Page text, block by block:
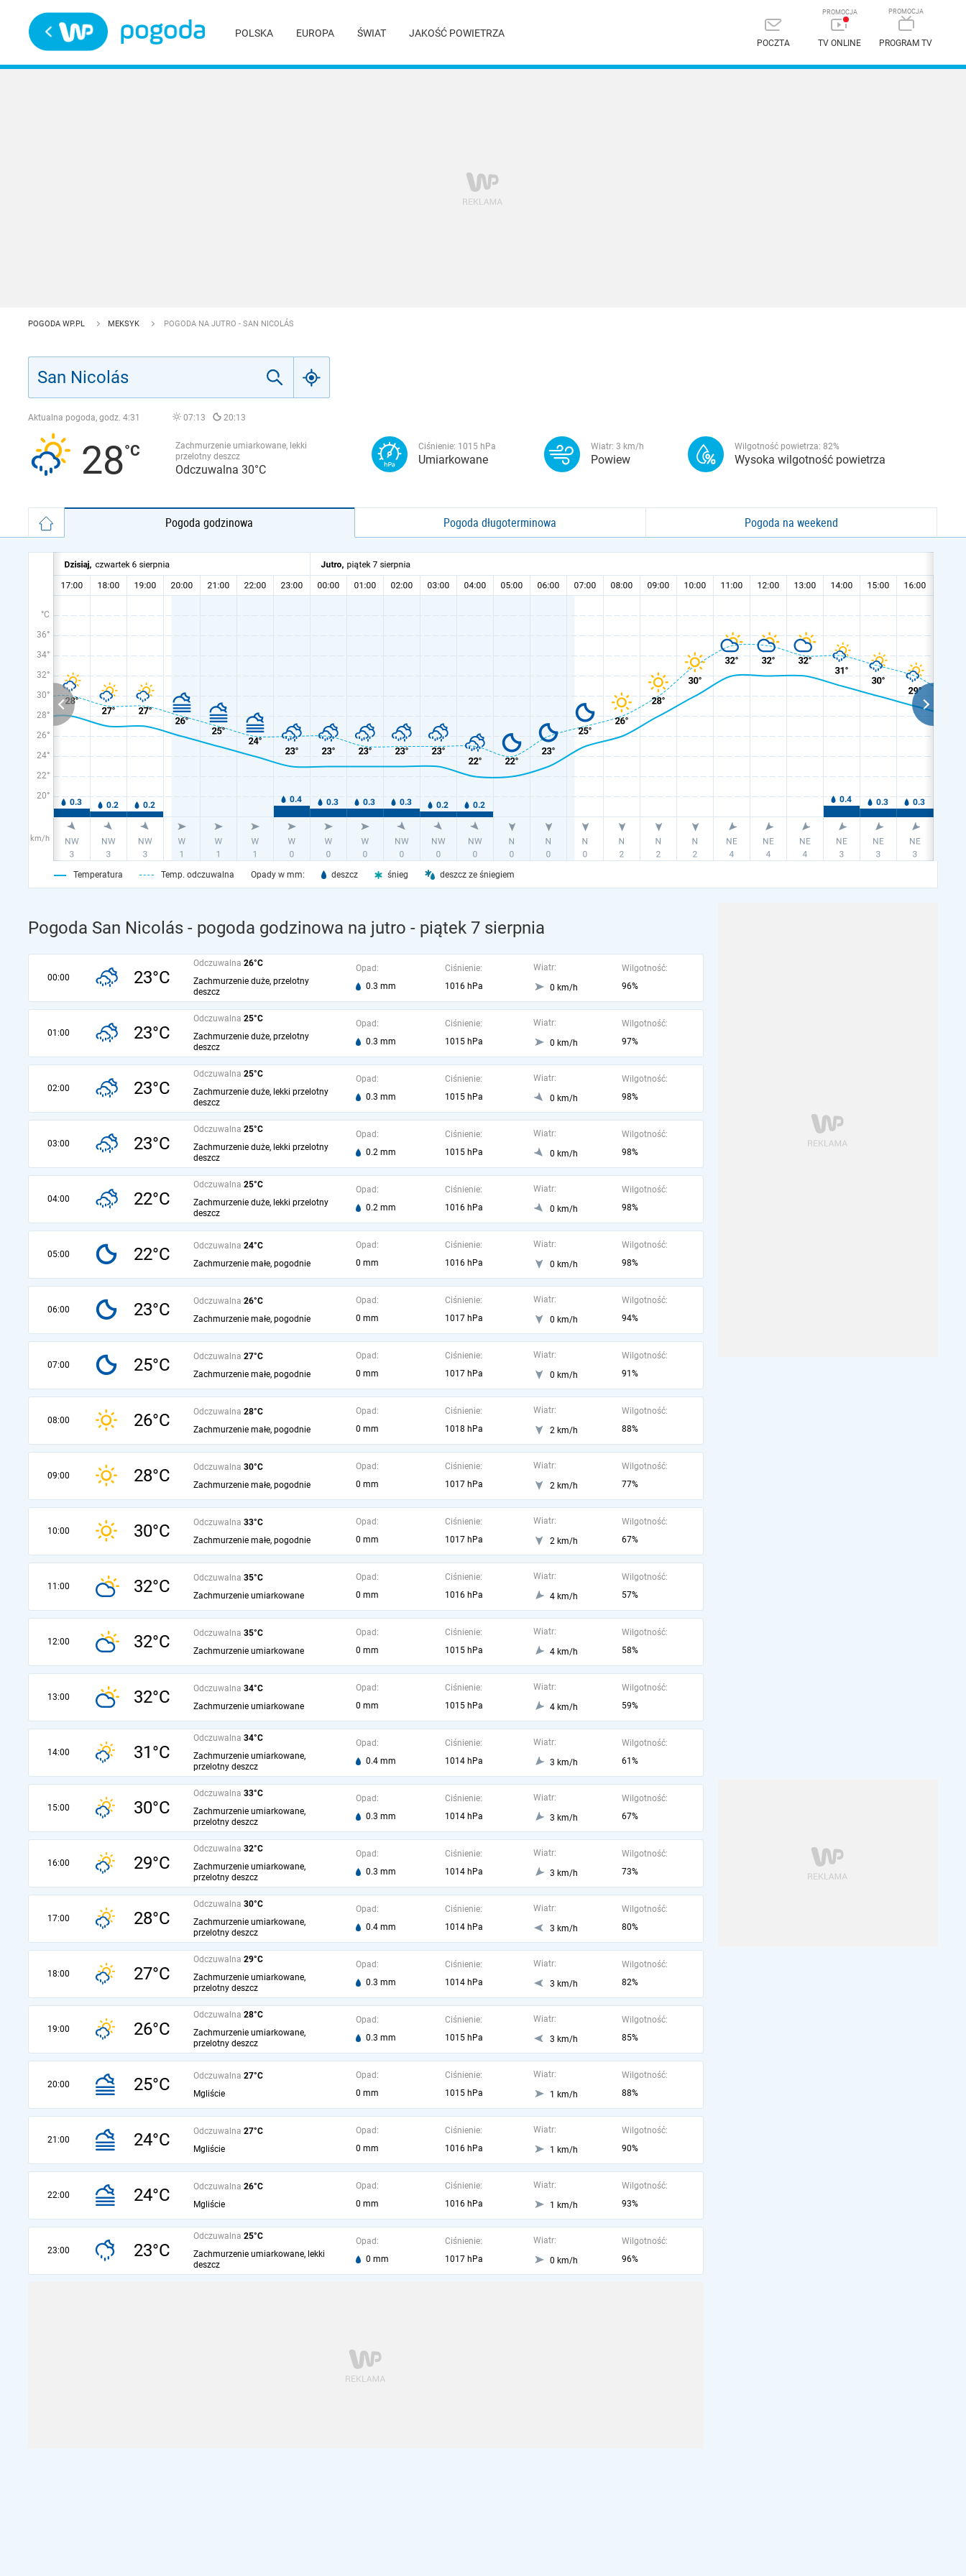
POLSKA EUROPA ŚWIAT JAKOŚĆ POWIETRZA
POCZTA TV ONLINE PROGRAM TV
POGODA WP.PL MEKSYK POGODA NA JUTRO - SAN NICOLÁS
Aktualna pogoda, godz. 4:31 07:13 20:13
28
Zachmurzenie umiarkowane, lekki
przelotny deszcz
Odczuwalna 30°C
Ciśnienie: 1015 hPa
Umiarkowane
Wiatr: 3 km/h
Powiew
Wilgotność powietrza: 82%
Wysoka wilgotność powietrza
Pogoda godzinowa Pogoda długoterminowa Pogoda na weekend
°C
36°
34°
32°
30°
28°
26°
24°
22°
20°
km/h
Temperatura Temp. odczuwalna Opady w mm: deszcz śnieg deszcz ze śniegiem
Pogoda San Nicolás - pogoda godzinowa na jutro - piątek 7 sierpnia
00:00 23°C
Odczuwalna 26°C
Zachmurzenie duże, przelotny
deszcz
Opad:
0.3 mm
Ciśnienie:
1016 hPa
Wiatr:
0 km/h
Wilgotność:
96%
01:00 23°C
Odczuwalna 25°C
Zachmurzenie duże, przelotny
deszcz
Opad:
0.3 mm
Ciśnienie:
1015 hPa
Wiatr:
0 km/h
Wilgotność:
97%
02:00 23°C
Odczuwalna 25°C
Zachmurzenie duże, lekki przelotny
deszcz
Opad:
0.3 mm
Ciśnienie:
1015 hPa
Wiatr:
0 km/h
Wilgotność:
98%
03:00 23°C
Odczuwalna 25°C
Zachmurzenie duże, lekki przelotny
deszcz
Opad:
0.2 mm
Ciśnienie:
1015 hPa
Wiatr:
0 km/h
Wilgotność:
98%
04:00 22°C
Odczuwalna 25°C
Zachmurzenie duże, lekki przelotny
deszcz
Opad:
0.2 mm
Ciśnienie:
1016 hPa
Wiatr:
0 km/h
Wilgotność:
98%
05:00 22°C Odczuwalna 24°C
Zachmurzenie małe, pogodnie
Opad:
0 mm
Ciśnienie:
1016 hPa
Wiatr:
0 km/h
Wilgotność:
98%
06:00 23°C Odczuwalna 26°C
Zachmurzenie małe, pogodnie
Opad:
0 mm
Ciśnienie:
1017 hPa
Wiatr:
0 km/h
Wilgotność:
94%
07:00 25°C Odczuwalna 27°C
Zachmurzenie małe, pogodnie
Opad:
0 mm
Ciśnienie:
1017 hPa
Wiatr:
0 km/h
Wilgotność:
91%
08:00 26°C Odczuwalna 28°C
Zachmurzenie małe, pogodnie
Opad:
0 mm
Ciśnienie:
1018 hPa
Wiatr:
2 km/h
Wilgotność:
88%
09:00 28°C Odczuwalna 30°C
Zachmurzenie małe, pogodnie
Opad:
0 mm
Ciśnienie:
1017 hPa
Wiatr:
2 km/h
Wilgotność:
77%
10:00 30°C Odczuwalna 33°C
Zachmurzenie małe, pogodnie
Opad:
0 mm
Ciśnienie:
1017 hPa
Wiatr:
2 km/h
Wilgotność:
67%
11:00 32°C Odczuwalna 35°C
Zachmurzenie umiarkowane
Opad:
0 mm
Ciśnienie:
1016 hPa
Wiatr:
4 km/h
Wilgotność:
57%
12:00 32°C Odczuwalna 35°C
Zachmurzenie umiarkowane
Opad:
0 mm
Ciśnienie:
1015 hPa
Wiatr:
4 km/h
Wilgotność:
58%
13:00 32°C Odczuwalna 34°C
Zachmurzenie umiarkowane
Opad:
0 mm
Ciśnienie:
1015 hPa
Wiatr:
4 km/h
Wilgotność:
59%
14:00 31°C
Odczuwalna 34°C
Zachmurzenie umiarkowane,
przelotny deszcz
Opad:
0.4 mm
Ciśnienie:
1014 hPa
Wiatr:
3 km/h
Wilgotność:
61%
15:00 30°C
Odczuwalna 33°C
Zachmurzenie umiarkowane,
przelotny deszcz
Opad:
0.3 mm
Ciśnienie:
1014 hPa
Wiatr:
3 km/h
Wilgotność:
67%
16:00 29°C
Odczuwalna 32°C
Zachmurzenie umiarkowane,
przelotny deszcz
Opad:
0.3 mm
Ciśnienie:
1014 hPa
Wiatr:
3 km/h
Wilgotność:
73%
17:00 28°C
Odczuwalna 30°C
Zachmurzenie umiarkowane,
przelotny deszcz
Opad:
0.4 mm
Ciśnienie:
1014 hPa
Wiatr:
3 km/h
Wilgotność:
80%
18:00 27°C
Odczuwalna 29°C
Zachmurzenie umiarkowane,
przelotny deszcz
Opad:
0.3 mm
Ciśnienie:
1014 hPa
Wiatr:
3 km/h
Wilgotność:
82%
19:00 26°C
Odczuwalna 28°C
Zachmurzenie umiarkowane,
przelotny deszcz
Opad:
0.3 mm
Ciśnienie:
1015 hPa
Wiatr:
3 km/h
Wilgotność:
85%
20:00 25°C Odczuwalna 27°C
Mgliście
Opad:
0 mm
Ciśnienie:
1015 hPa
Wiatr:
1 km/h
Wilgotność:
88%
21:00 24°C Odczuwalna 27°C
Mgliście
Opad:
0 mm
Ciśnienie:
1016 hPa
Wiatr:
1 km/h
Wilgotność:
90%
22:00 24°C Odczuwalna 26°C
Mgliście
Opad:
0 mm
Ciśnienie:
1016 hPa
Wiatr:
1 km/h
Wilgotność:
93%
23:00 23°C
Odczuwalna 25°C
Zachmurzenie umiarkowane, lekki
deszcz
Opad:
0 mm
Ciśnienie:
1017 hPa
Wiatr:
0 km/h
Wilgotność:
96%